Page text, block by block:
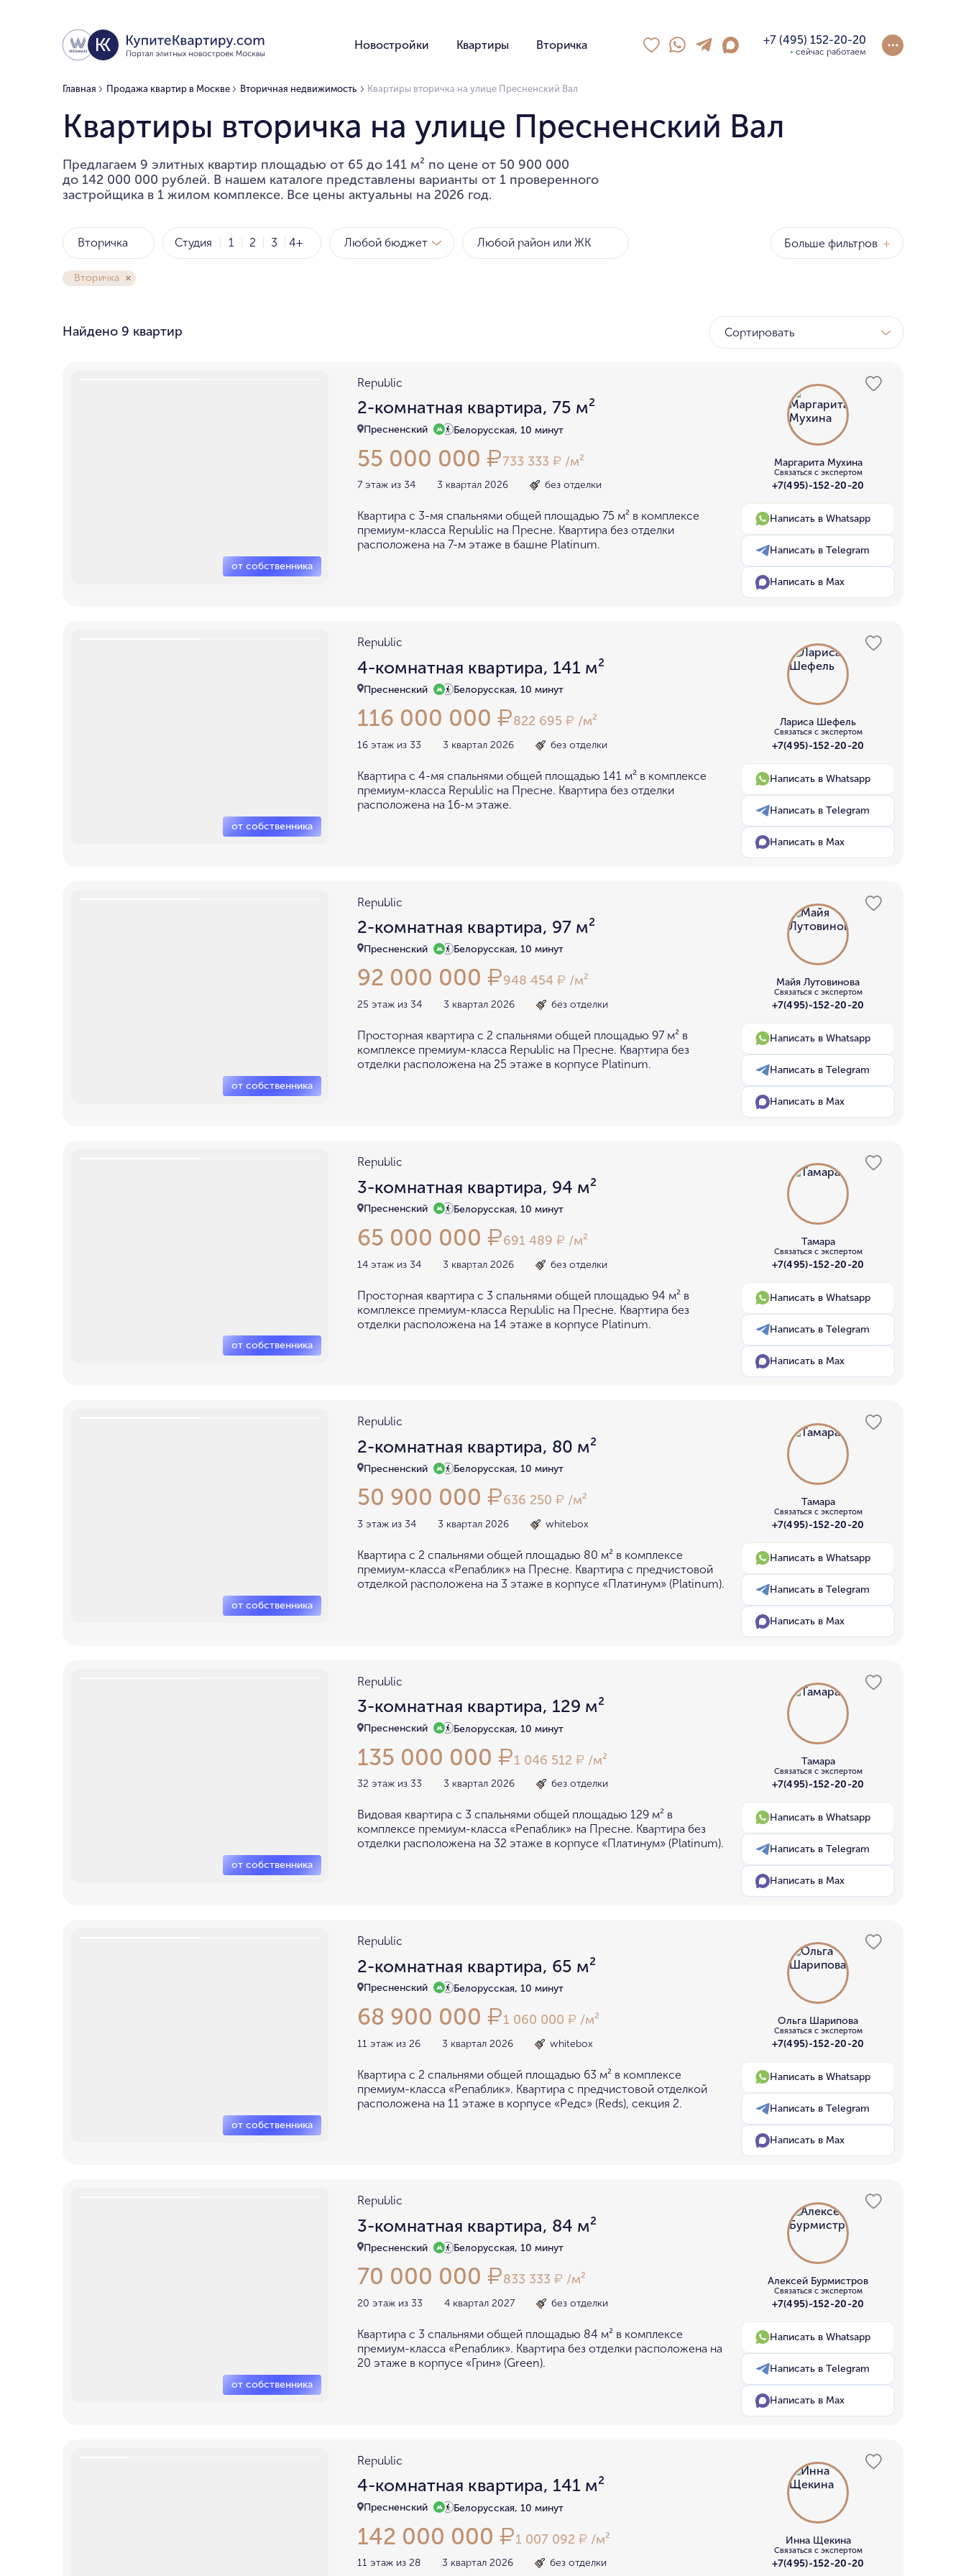
Новостройки Квартиры Вторичка +7 (495) 152-20-20
сейчас работаем
Главная Продажа квартир в Москве Вторичная недвижимость Квартиры вторичка на улице Пресненский Вал
Квартиры вторичка на улице Пресненский Вал
Предлагаем 9 элитных квартир площадью от 65 до 141 м² по цене от 50 900 000
до 142 000 000 рублей. В нашем каталоге представлены варианты от 1 проверенного
застройщика в 1 жилом комплексе. Все цены актуальны на 2026 год.
Вторичка Студия 1 2 3 4+ Любой бюджет
мин. цена
до 15 миллионов 15-30 миллионов
30-50 миллионов 50-70 миллионов
70-100 миллионов от 100 миллионов
у Кремля
на Патриарших на Чистых
в Долине реки Сетунь в Серебряном бору
внутри Садового Кольца
Больше фильтров +
Вторичка
Найдено 9 квартир Сортировать
Republic
2-комнатная квартира, 75 м²
Пресненский Белорусская, 10 минут
55 000 000 ₽733 333 ₽ /м²
7 этаж из 34 3 квартал 2026 без отделки
Квартира с 3-мя спальнями общей площадью 75 м² в комплексе
премиум-класса Republic на Пресне. Квартира без отделки
расположена на 7-м этаже в башне Platinum.
Маргарита Мухина
Связаться с экспертом
+7(495)-152-20-20
Написать в Whatsapp
Написать в Telegram
Написать в Max
Republic
4-комнатная квартира, 141 м²
Пресненский Белорусская, 10 минут
116 000 000 ₽822 695 ₽ /м²
16 этаж из 33 3 квартал 2026 без отделки
Квартира с 4-мя спальнями общей площадью 141 м² в комплексе
премиум-класса Republic на Пресне. Квартира без отделки
расположена на 16-м этаже.
Лариса Шефель
Связаться с экспертом
+7(495)-152-20-20
Написать в Whatsapp
Написать в Telegram
Написать в Max
Republic
2-комнатная квартира, 97 м²
Пресненский Белорусская, 10 минут
92 000 000 ₽948 454 ₽ /м²
25 этаж из 34 3 квартал 2026 без отделки
Просторная квартира с 2 спальнями общей площадью 97 м² в
комплексе премиум-класса Republic на Пресне. Квартира без
отделки расположена на 25 этаже в корпусе Platinum.
Майя Лутовинова
Связаться с экспертом
+7(495)-152-20-20
Написать в Whatsapp
Написать в Telegram
Написать в Max
Republic
3-комнатная квартира, 94 м²
Пресненский Белорусская, 10 минут
65 000 000 ₽691 489 ₽ /м²
14 этаж из 34 3 квартал 2026 без отделки
Просторная квартира с 3 спальнями общей площадью 94 м² в
комплексе премиум-класса Republic на Пресне. Квартира без
отделки расположена на 14 этаже в корпусе Platinum.
Тамара
Связаться с экспертом
+7(495)-152-20-20
Написать в Whatsapp
Написать в Telegram
Написать в Max
Republic
2-комнатная квартира, 80 м²
Пресненский Белорусская, 10 минут
50 900 000 ₽636 250 ₽ /м²
3 этаж из 34 3 квартал 2026 whitebox
Квартира с 2 спальнями общей площадью 80 м² в комплексе
премиум-класса «Репаблик» на Пресне. Квартира с предчистовой
отделкой расположена на 3 этаже в корпусе «Платинум» (Platinum).
Тамара
Связаться с экспертом
+7(495)-152-20-20
Написать в Whatsapp
Написать в Telegram
Написать в Max
Republic
3-комнатная квартира, 129 м²
Пресненский Белорусская, 10 минут
135 000 000 ₽1 046 512 ₽ /м²
32 этаж из 33 3 квартал 2026 без отделки
Видовая квартира с 3 спальнями общей площадью 129 м² в
комплексе премиум-класса «Репаблик» на Пресне. Квартира без
отделки расположена на 32 этаже в корпусе «Платинум» (Platinum).
Тамара
Связаться с экспертом
+7(495)-152-20-20
Написать в Whatsapp
Написать в Telegram
Написать в Max
Republic
2-комнатная квартира, 65 м²
Пресненский Белорусская, 10 минут
68 900 000 ₽1 060 000 ₽ /м²
11 этаж из 26 3 квартал 2026 whitebox
Квартира с 2 спальнями общей площадью 63 м² в комплексе
премиум-класса «Репаблик». Квартира с предчистовой отделкой
расположена на 11 этаже в корпусе «Редс» (Reds), секция 2.
Ольга Шарипова
Связаться с экспертом
+7(495)-152-20-20
Написать в Whatsapp
Написать в Telegram
Написать в Max
Republic
3-комнатная квартира, 84 м²
Пресненский Белорусская, 10 минут
70 000 000 ₽833 333 ₽ /м²
20 этаж из 33 4 квартал 2027 без отделки
Квартира с 3 спальнями общей площадью 84 м² в комплексе
премиум-класса «Репаблик». Квартира без отделки расположена на
20 этаже в корпусе «Грин» (Green).
Алексей Бурмистров
Связаться с экспертом
+7(495)-152-20-20
Написать в Whatsapp
Написать в Telegram
Написать в Max
Republic
4-комнатная квартира, 141 м²
Пресненский Белорусская, 10 минут
142 000 000 ₽1 007 092 ₽ /м²
11 этаж из 28 3 квартал 2026 без отделки
Инна Щекина
Связаться с экспертом
+7(495)-152-20-20